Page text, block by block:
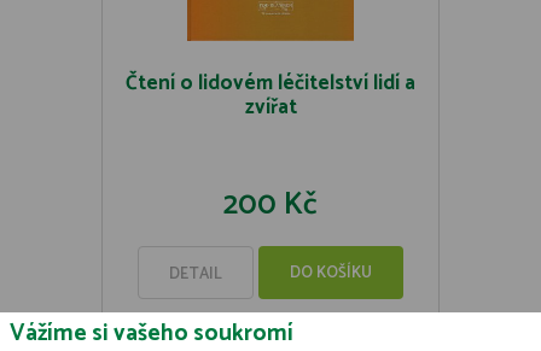
Čtení o lidovém léčitelství lidí a
zvířat
200 Kč
DETAIL DO KOŠÍKU
Vážíme si vašeho soukromí